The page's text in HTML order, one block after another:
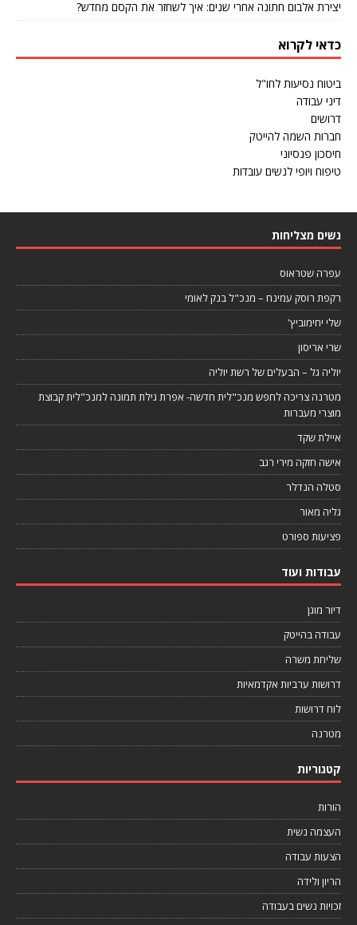
יצירת אלבום חתונה אחרי שנים: איך לשחזר את הקסם מחדש?
כדאי לקרוא
ביטוח נסיעות לחו"ל
דיני עבודה
דרושים
חברות השמה להייטק
חיסכון פנסיוני
טיפוח ויופי לנשים עובדות
נשים מצליחות
עפרה שטראוס
רקפת רוסק עמינח – מנכ"ל בנק לאומי
שלי יחימוביץ'
שרי אריסון
יוליה גל – הבעלים של רשת יוליה
מטרנה צריכה לחפש מנכ"לית חדשה- אפרת גילת תמונה למנכ"לית קבוצת
מוצרי מעברות
איילת שקד
אישה חזקה מירי רגב
סטלה הנדלר
גליה מאור
פציעות ספורט
עבודות ועוד
דיור מוגן
עבודה בהייטק
שליחת משרה
דרושות ערביות אקדמאיות
לוח דרושות
מטרנה
קטגוריות
הורות
העצמה נשית
הצעות עבודה
הריון ולידה
זכויות נשים בעבודה